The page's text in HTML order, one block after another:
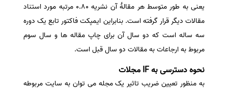
یعنی به طور متوسط هر مقالهٔ آن نشریه 0.80 مرتبه مورد استناد
مقالات دیگر قرار گرفته است. بنابراین ایمپکت فاکتور تابع یک دوره
سه ساله است که دو سال آن برای چاپ مقاله ها و سال سوم
مربوط به ارجاعات به مقالات دو سال قبل است.
نحوه دسترسی به IF مجلات
به منظور تعیین ضریب تاثیر یک مجله می توان به سایت مربوطه